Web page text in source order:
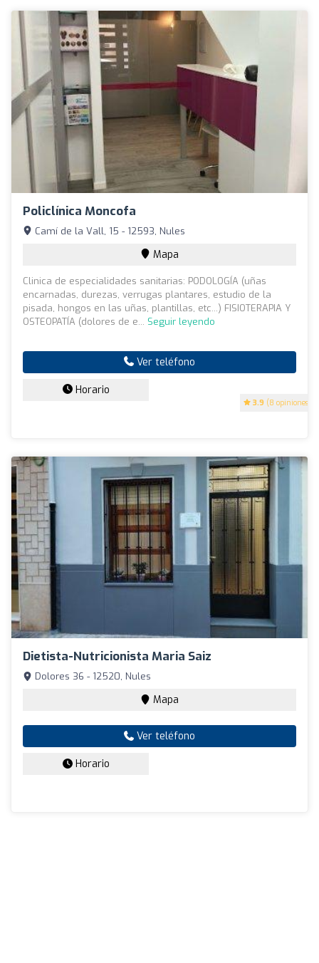
Policlínica Moncofa
3.9 (8 opiniones)
Camí de la Vall, 15 - 12593, Nules
Mapa
Clinica de especialidades sanitarias: PODOLOGÍA (uñas
encarnadas, durezas, verrugas plantares, estudio de la
pisada, hongos en las uñas, plantillas, etc...) FISIOTERAPIA Y
OSTEOPATÍA (dolores de e... Seguir leyendo
Ver teléfono
Horario
Dietista-Nutricionista Maria Saiz
Dolores 36 - 12520, Nules
Mapa
Ver teléfono
Horario